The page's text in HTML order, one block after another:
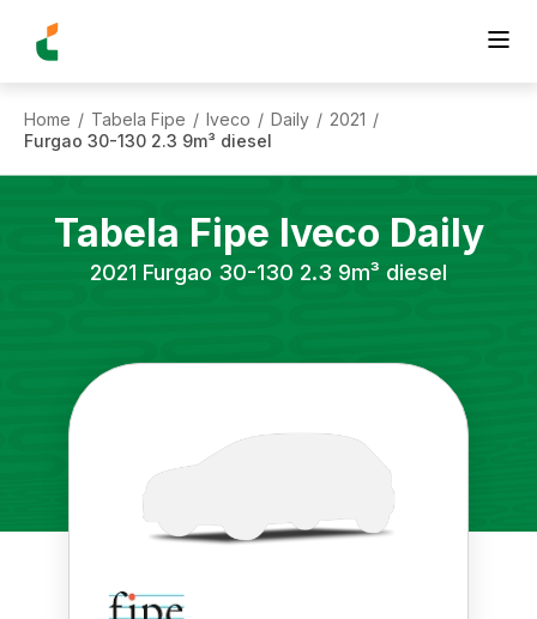
Home / Tabela Fipe / Iveco / Daily / 2021 /
Furgao 30-130 2.3 9m³ diesel
Tabela Fipe Iveco Daily
2021 Furgao 30-130 2.3 9m³ diesel